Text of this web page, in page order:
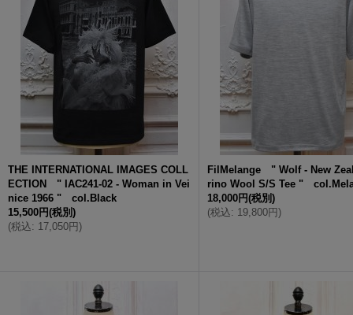
THE INTERNATIONAL IMAGES COLL
ECTION " IAC241-02 - Woman in Vei
nice 1966 " col.Black
15,500円(税別)
(税込: 17,050円)
FilMelange " Wolf - New
rino Wool S/S Tee "
18,000円(税別)
(税込: 19,800円)